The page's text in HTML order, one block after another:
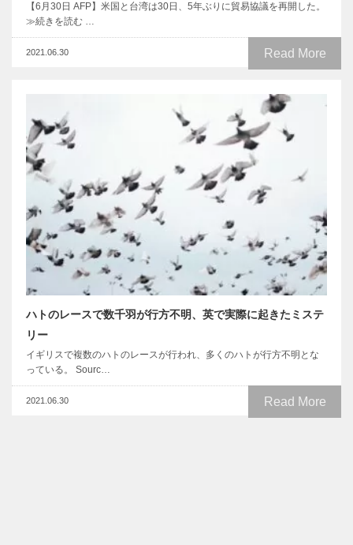
【6月30日 AFP】米国と台湾は30日、5年ぶりに貿易協議を再開した。
≫続きを読む …
Read More
2021.06.30
ハトのレースで数千羽が行方不明、英で実際に起きたミステ
リー
イギリスで複数のハトのレースが行われ、多くのハトが行方不明とな
っている。 Sourc…
Read More
2021.06.30